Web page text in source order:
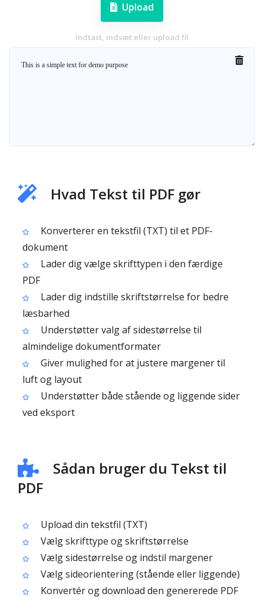
Upload
Indtast, indsæt eller upload fil
Hvad Tekst til PDF gør
Konverterer en tekstfil (TXT) til et PDF-
dokument
Lader dig vælge skrifttypen i den færdige
PDF
Lader dig indstille skriftstørrelse for bedre
læsbarhed
Understøtter valg af sidestørrelse til
almindelige dokumentformater
Giver mulighed for at justere margener til
luft og layout
Understøtter både stående og liggende sider
ved eksport
Sådan bruger du Tekst til
PDF
Upload din tekstfil (TXT)
Vælg skrifttype og skriftstørrelse
Vælg sidestørrelse og indstil margener
Vælg sideorientering (stående eller liggende)
Konvertér og download den genererede PDF